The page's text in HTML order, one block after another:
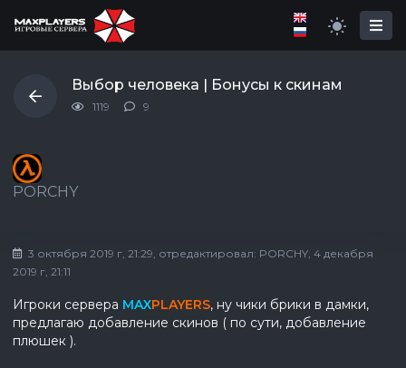
Выбор человека | Бонусы к скинам
1119 9
PORCHY
3 октября 2019 г, 21:29, отредактировал: PORCHY, 4 декабря
2019 г, 21:11
Игроки сервера MAXPLAYERS, ну чики брики в дамки,
предлагаю добавление скинов ( по сути, добавление
плюшек ).